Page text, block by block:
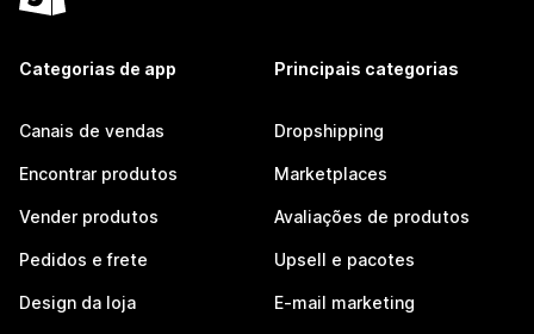
Categorias de app
Canais de vendas
Encontrar produtos
Vender produtos
Pedidos e frete
Design da loja
Principais categorias
Dropshipping
Marketplaces
Avaliações de produtos
Upsell e pacotes
E-mail marketing